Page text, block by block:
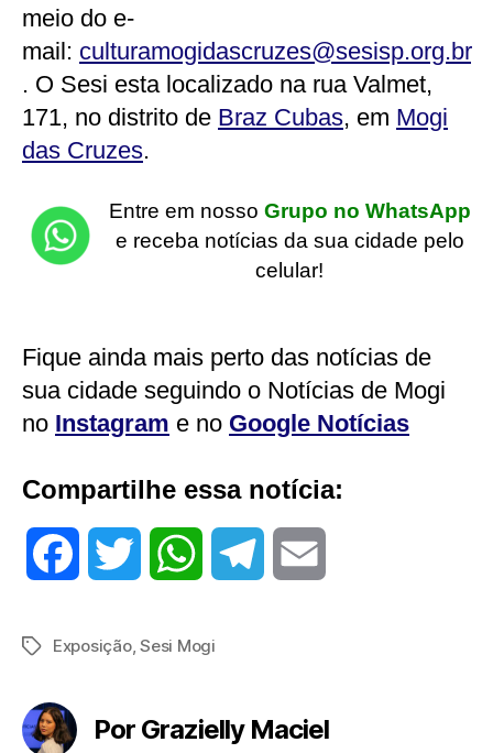
meio do e-
mail: culturamogidascruzes@sesisp.org.br
. O Sesi esta localizado na rua Valmet,
171, no distrito de Braz Cubas, em Mogi
das Cruzes.
Entre em nosso Grupo no WhatsApp
e receba notícias da sua cidade pelo
celular!
Fique ainda mais perto das notícias de
sua cidade seguindo o Notícias de Mogi
no Instagram e no Google Notícias
Compartilhe essa notícia:
a
TagsExposição,Sesi Mogi
Por Grazielly Maciel